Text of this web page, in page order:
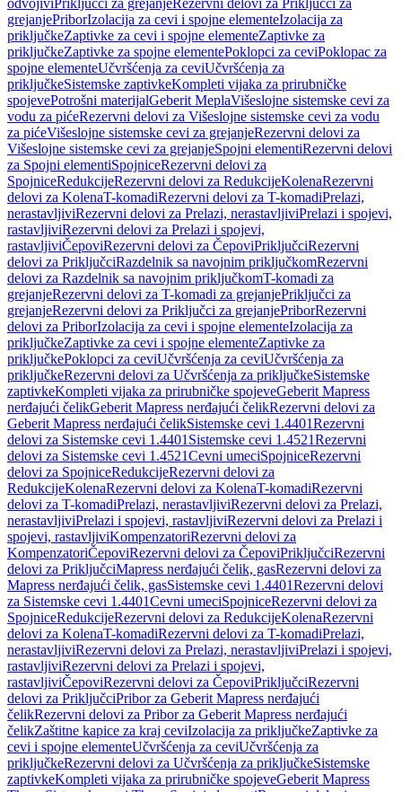
odvojiviPriključci za grejanjeRezervni delovi za Priključci za
grejanjePriborIzolacija za cevi i spojne elementeIzolacija za
priključkeZaptivke za cevi i spojne elementeZaptivke za
priključkeZaptivke za spojne elementePoklopci za ceviPoklopac za
spojne elementeUčvršćenja za ceviUčvršćenja za
priključkeSistemske zaptivkeKompleti vijaka za prirubničke
spojevePotrošni materijalGeberit MeplaVišeslojne sistemske cevi za
vodu za pićeRezervni delovi za Višeslojne sistemske cevi za vodu
za pićeVišeslojne sistemske cevi za grejanjeRezervni delovi za
Višeslojne sistemske cevi za grejanjeSpojni elementiRezervni delovi
za Spojni elementiSpojniceRezervni delovi za
SpojniceRedukcijeRezervni delovi za RedukcijeKolenaRezervni
delovi za KolenaT-komadiRezervni delovi za T-komadiPrelazi,
nerastavljiviRezervni delovi za Prelazi, nerastavljiviPrelazi i spojevi,
rastavljiviRezervni delovi za Prelazi i spojevi,
rastavljiviČepoviRezervni delovi za ČepoviPriključciRezervni
delovi za PriključciRazdelnik sa navojnim priključkomRezervni
delovi za Razdelnik sa navojnim priključkomT-komadi za
grejanjeRezervni delovi za T-komadi za grejanjePriključci za
grejanjeRezervni delovi za Priključci za grejanjePriborRezervni
delovi za PriborIzolacija za cevi i spojne elementeIzolacija za
priključkeZaptivke za cevi i spojne elementeZaptivke za
priključkePoklopci za ceviUčvršćenja za ceviUčvršćenja za
priključkeRezervni delovi za Učvršćenja za priključkeSistemske
zaptivkeKompleti vijaka za prirubničke spojeveGeberit Mapress
nerđajući čelikGeberit Mapress nerđajući čelikRezervni delovi za
Geberit Mapress nerđajući čelikSistemske cevi 1.4401Rezervni
delovi za Sistemske cevi 1.4401 Sistemske cevi 1.4521Rezervni
delovi za Sistemske cevi 1.4521Cevni umeciSpojniceRezervni
delovi za SpojniceRedukcijeRezervni delovi za
RedukcijeKolenaRezervni delovi za KolenaT-komadiRezervni
delovi za T-komadiPrelazi, nerastavljiviRezervni delovi za Prelazi,
nerastavljiviPrelazi i spojevi, rastavljiviRezervni delovi za Prelazi i
spojevi, rastavljiviKompenzatoriRezervni delovi za
KompenzatoriČepoviRezervni delovi za ČepoviPriključciRezervni
delovi za PriključciMapress nerđajući čelik, gasRezervni delovi za
Mapress nerđajući čelik, gasSistemske cevi 1.4401Rezervni delovi
za Sistemske cevi 1.4401Cevni umeciSpojniceRezervni delovi za
SpojniceRedukcijeRezervni delovi za RedukcijeKolenaRezervni
delovi za KolenaT-komadiRezervni delovi za T-komadiPrelazi,
nerastavljiviRezervni delovi za Prelazi, nerastavljiviPrelazi i spojevi,
rastavljiviRezervni delovi za Prelazi i spojevi,
rastavljiviČepoviRezervni delovi za ČepoviPriključciRezervni
delovi za PriključciPribor za Geberit Mapress nerđajući
čelikRezervni delovi za Pribor za Geberit Mapress nerđajući
čelikZaštitne kapice za kraj ceviIzolacija za priključkeZaptivke za
cevi i spojne elementeUčvršćenja za ceviUčvršćenja za
priključkeRezervni delovi za Učvršćenja za priključkeSistemske
zaptivkeKompleti vijaka za prirubničke spojeveGeberit Mapress